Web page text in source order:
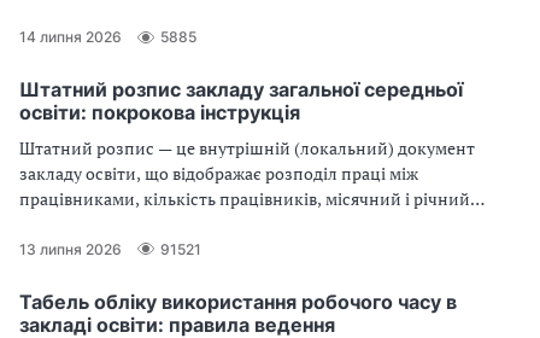
переліку результатів навчання в самому документі. Читайте,
розвитку
14 липня 2026 5885
Штатний розпис закладу загальної середньої
освіти: покрокова інструкція
Штатний розпис — це внутрішній (локальний) документ
закладу освіти, що відображає розподіл праці між
працівниками, кількість працівників, місячний і річний
13 липня 2026 91521
Табель обліку використання робочого часу в
закладі освіти: правила ведення